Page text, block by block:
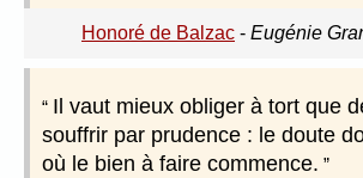
Honoré de Balzac - Eugénie
Il vaut mieux obliger à tort que
souffrir par prudence : le doute
où le bien à faire commence.